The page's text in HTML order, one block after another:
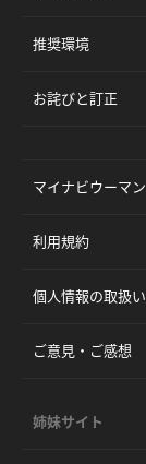
推奨環境
お詫びと訂正
マイナビウーマ
利用規約
個人情報の取扱
ご意見・ご感想
姉妹サイト